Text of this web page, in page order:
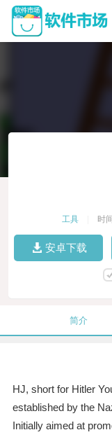
工具 时
安卓下载
简介
HJ, short for Hitler
established by the
Initially aimed at